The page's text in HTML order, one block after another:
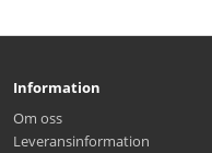
Information
Om oss
Leveransinformation